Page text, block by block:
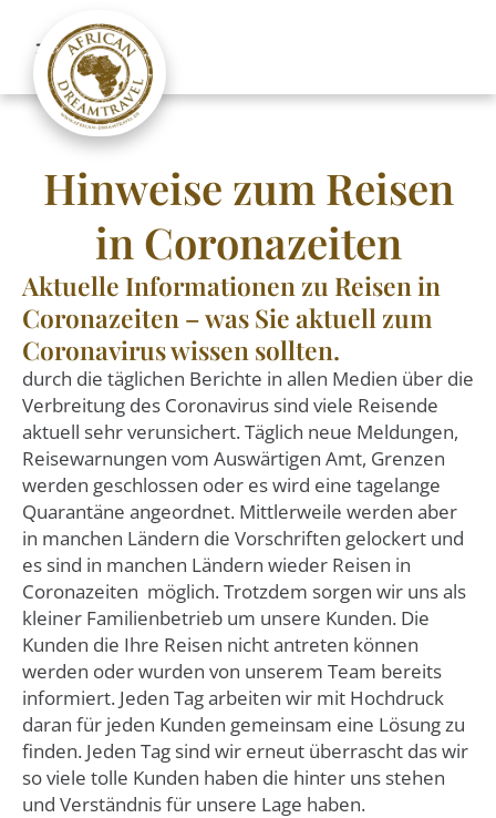
Hinweise zum Reisen
in Coronazeiten
Aktuelle Informationen zu Reisen in
Coronazeiten – was Sie aktuell zum
Coronavirus wissen sollten.
durch die täglichen Berichte in allen Medien über die
Verbreitung des Coronavirus sind viele Reisende
aktuell sehr verunsichert. Täglich neue Meldungen,
Reisewarnungen vom Auswärtigen Amt, Grenzen
werden geschlossen oder es wird eine tagelange
Quarantäne angeordnet. Mittlerweile werden aber
in manchen Ländern die Vorschriften gelockert und
es sind in manchen Ländern wieder Reisen in
Coronazeiten möglich. Trotzdem sorgen wir uns als
kleiner Familienbetrieb um unsere Kunden. Die
Kunden die Ihre Reisen nicht antreten können
werden oder wurden von unserem Team bereits
informiert. Jeden Tag arbeiten wir mit Hochdruck
daran für jeden Kunden gemeinsam eine Lösung zu
finden. Jeden Tag sind wir erneut überrascht das wir
so viele tolle Kunden haben die hinter uns stehen
und Verständnis für unsere Lage haben.